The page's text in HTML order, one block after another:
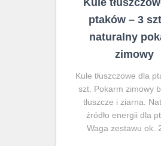
Kule
ptaków – 3
naturalny
zimowy
Kule tłuszczowe dla
szt. Pokarm zimowy
tłuszcze i ziarna.
źródło energii dla
Waga zestawu ok.